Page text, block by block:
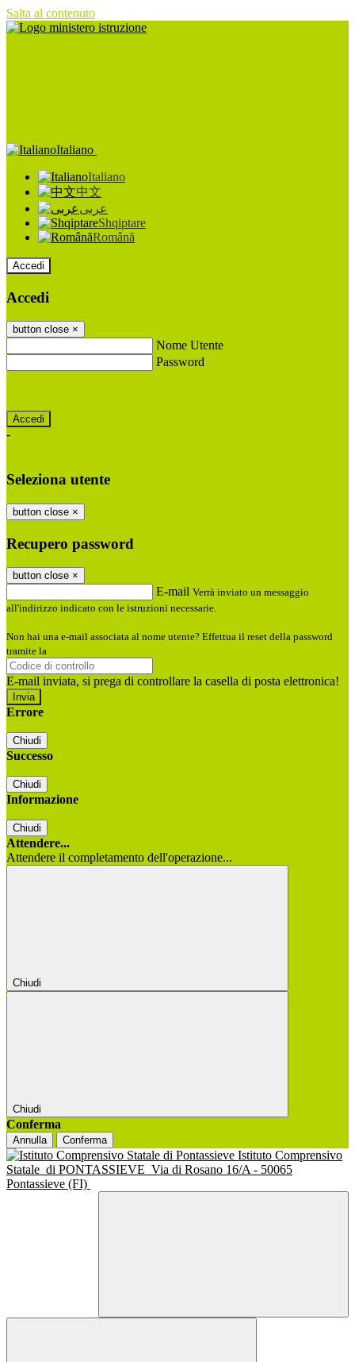
Salta al contenuto
Italiano
Italiano
中文
عربى
Shqiptare
Română
Accedi
Accedi
button close ×
Nome Utente
Password
-
Seleziona utente
button close ×
Recupero password
button close ×
E-mail Verrà inviato un messaggio
all'indirizzo indicato con le istruzioni necessarie.
Non hai una e-mail associata al nome utente? Effettua il reset della password
tramite la
E-mail inviata, si prega di controllare la casella di posta elettronica!
Errore
Chiudi
Successo
Chiudi
Informazione
Chiudi
Attendere...
Attendere il completamento dell'operazione...
Chiudi
Chiudi
Conferma
Annulla Conferma
Istituto Comprensivo
Statale di PONTASSIEVE Via di Rosano 16/A - 50065
Pontassieve (FI)